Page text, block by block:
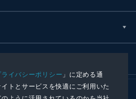
ライバシーポリシー 」に定める通
トとサービスを快適にご利用いた